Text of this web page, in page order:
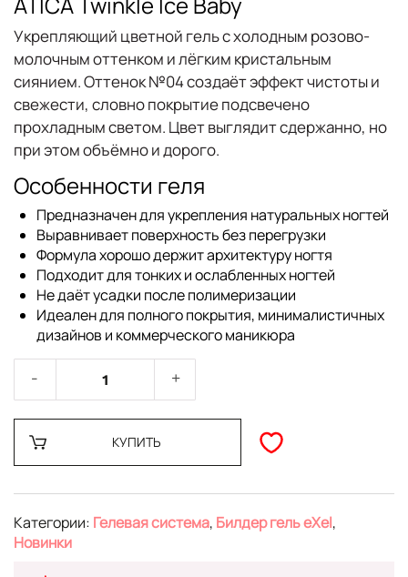
Укрепляющий цветной гель с холодным розово-
молочным оттенком и лёгким кристальным
сиянием. Оттенок №04 создаёт эффект чистоты и
свежести, словно покрытие подсвечено
прохладным светом. Цвет выглядит сдержанно, но
при этом объёмно и дорого.
Особенности геля
Предназначен для укрепления натуральных ногтей
Выравнивает поверхность без перегрузки
Формула хорошо держит архитектуру ногтя
Подходит для тонких и ослабленных ногтей
Не даёт усадки после полимеризации
Идеален для полного покрытия, минималистичных
дизайнов и коммерческого маникюра
КУПИТЬ
Категории: Гелевая система, Билдер гель eXel,
Новинки